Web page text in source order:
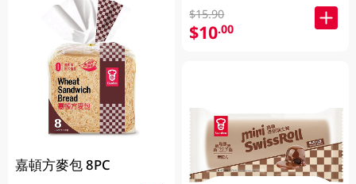
嘉頓方麥包 8PC
$15.90
$10.00